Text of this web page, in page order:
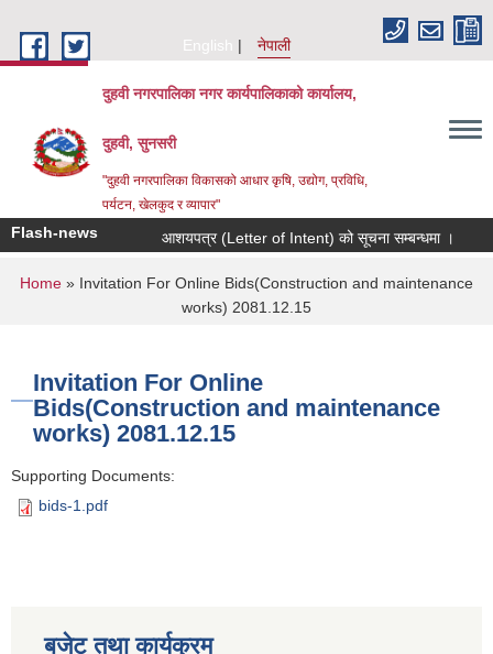
English
नेपाली
दुहवी नगरपालिका नगर कार्यपालिकाको कार्यालय,
दुहवी, सुनसरी
"दुहवी नगरपालिका विकासको आधार कृषि, उद्योग, प्रविधि,
पर्यटन, खेलकुद र व्यापार"
Flash-news आशयपत्र (Letter of Intent) को सूचना सम्बन्धमा ।
You are here
Home » Invitation For Online Bids(Construction and maintenance
works) 2081.12.15
Invitation For Online
Bids(Construction and maintenance
works) 2081.12.15
Supporting Documents:
bids-1.pdf
बजेट तथा कार्यक्रम